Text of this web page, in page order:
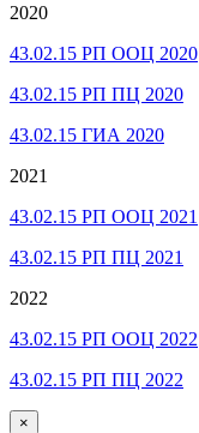
2020
43.02.15 РП ООЦ 2020
43.02.15 РП ПЦ 2020
43.02.15 ГИА 2020
2021
43.02.15 РП ООЦ 2021
43.02.15 РП ПЦ 2021
2022
43.02.15 РП ООЦ 2022
43.02.15 РП ПЦ 2022
×